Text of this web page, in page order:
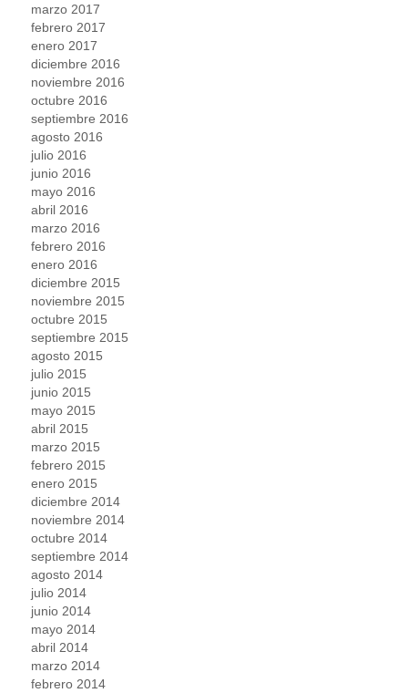
marzo 2017
febrero 2017
enero 2017
diciembre 2016
noviembre 2016
octubre 2016
septiembre 2016
agosto 2016
julio 2016
junio 2016
mayo 2016
abril 2016
marzo 2016
febrero 2016
enero 2016
diciembre 2015
noviembre 2015
octubre 2015
septiembre 2015
agosto 2015
julio 2015
junio 2015
mayo 2015
abril 2015
marzo 2015
febrero 2015
enero 2015
diciembre 2014
noviembre 2014
octubre 2014
septiembre 2014
agosto 2014
julio 2014
junio 2014
mayo 2014
abril 2014
marzo 2014
febrero 2014